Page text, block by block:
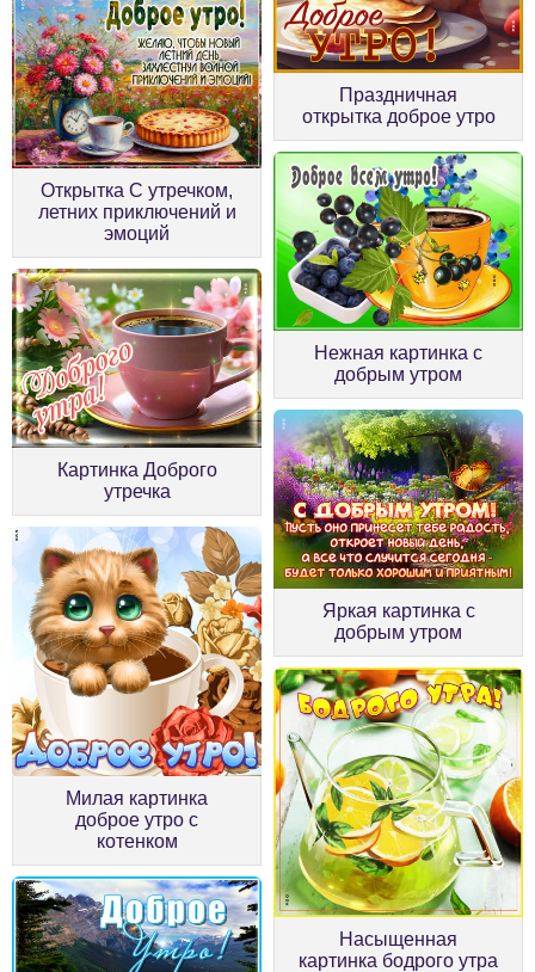
Праздничная
открытка доброе утро
Открытка С утречком,
летних приключений и
эмоций
Нежная картинка с
добрым утром
Картинка Доброго
утречка
Яркая картинка с
добрым утром
Милая картинка
доброе утро с
котенком
Насыщенная
картинка бодрого утра